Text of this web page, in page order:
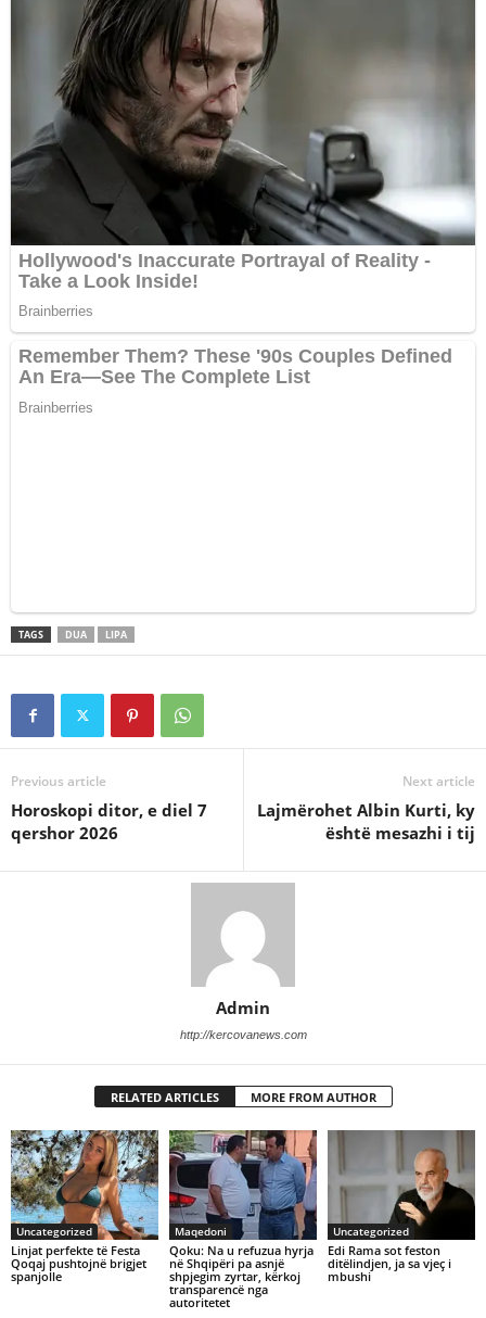
TAGS DUA LIPA
Previous article
Horoskopi ditor, e diel 7
qershor 2026
Next article
Lajmërohet Albin Kurti, ky
është mesazhi i tij
Admin
http://kercovanews.com
RELATED ARTICLES MORE FROM AUTHOR
Uncategorized
Linjat perfekte të Festa
Qoqaj pushtojnë brigjet
spanjolle
Maqedoni
Qoku: Na u refuzua hyrja
në Shqipëri pa asnjë
shpjegim zyrtar, kërkoj
transparencë nga
autoritetet
Uncategorized
Edi Rama sot feston
ditëlindjen, ja sa vjeç i
mbushi